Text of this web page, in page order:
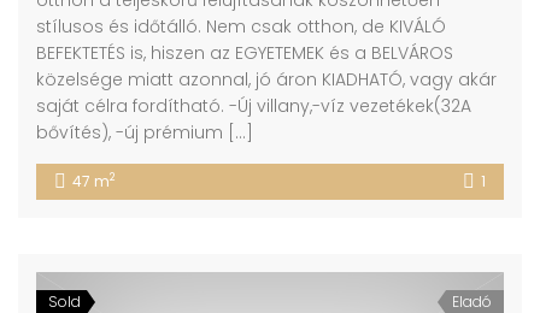
stílusos és időtálló. Nem csak otthon, de KIVÁLÓ
BEFEKTETÉS is, hiszen az EGYETEMEK és a BELVÁROS
közelsége miatt azonnal, jó áron KIADHATÓ, vagy akár
saját célra fordítható. -Új villany,-víz vezetékek(32A
bővítés), -új prémium […]
47 m2 1
Sold Eladó